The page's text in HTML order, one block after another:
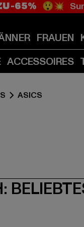
-65% 😲💥
FRAUEN
ACCESSOIRES
ASICS